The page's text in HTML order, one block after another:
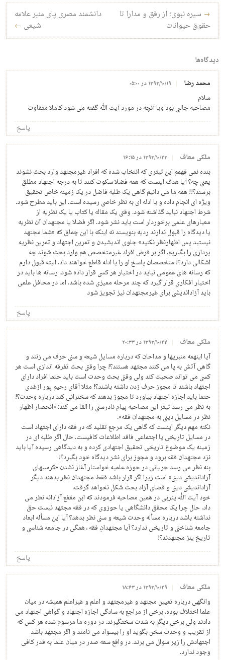
راه‌بری نوشته
→ سیره نبوی؛ از رفق و مدارا تا
حقوق حیوانات
دانشمند مصری پای منبر علامه
شیعی ←
دیدگاه‌ها
محمد رضا ۱۳۹۳/۱۰/۱۹ در ۰۵:۰۰
سلام
مصاحبه جالبی بود و‌با آنچه در مورد آیت الله گفته می شود کاملا متفاوت
پاسخ
ملکی معاف ۱۳۹۳/۱۰/۲۳ در ۱۶:۱۵
بنده نمی فهمم این تیتری که انتخاب شده که افراد غیرمجتهد وارد بحث نشوند
یعنی چه؟ آیا هدف اینست که همه فضلا سکوت کنند تا به درجه اجتهاد مطلق
برسند؟!! همه ما می دانیم گاهی یک طلبه فاضل در یک زمینه خاص تحقیق
ویژه ای انجام داده و با ادله ای به نظر خاصی رسیده است. این باید مطرح شود.
شرط اجتهاد نباید گذاشته شود. وقتی یک مقاله یا کتاب یا یک نظریه از
معیارهای علمی برخوردار است باید نشر شود. اگر فضلا یا مجتهدان آن نظریه
یا دیدگاه را قبول ندارند ردیه بنویسند نه اینکه با این چماق که «شما مجتهد
نیستید پس اظهارنظر نکنید» جلوی اندیشیدن و تمرین اجتهاد و تمرین نظریه
پردازی را بگیریم. اگر بر فرض افراد غیرمتخصص هم وارد بحث شوند چه
اشکالی دارد؟! متخصصان پاسخ او را با ادله قاطع خواهند داد. البته قبول دارم
که رسانه های عمومی نباید در اختیار هر کسی قرار داده شود. رسانه ها باید در
اختیار افکاری قرار گیرد که چند مرحله ممیزی شده باشد. اما در محافل علمی
باید آزاداندیشی برای غیرمجتهدان نیز تجویز شود
پاسخ
ملکی معاف ۱۳۹۳/۱۰/۲۴ در ۲۰:۳۳
آیا اینهمه منبریها و مداحان که درباره مسایل شیعه و سنی حرف می زنند و
گاهی آتش به پا می کنند مجتهد هستند؟! چرا وقتی بحث تفرقه اندازی است هر
کسی می تواند صحبت کند ولی وقتی بحث وحدت است باید حتما افراد دارای
اجتهاد باشند تا مجوز حرف زدن داشته باشند؟! مثلا آقای رحیم پور ازغدی
حتما باید اجازه اجتهاد بیاورد تا مجوز بدهند که سخنرانی کند درباره وحدت؟!
به نظر می رسد تیتر این مصاحبه پیام نادرستی را القا می کند: «انحصار اظهار
نظر در مسایل دینی به مجتهدان فقه».
نکته مهم دیگر اینست که گاهی یک مرجع تقلید که در فقه دارای اجتهاد است
در مسایل تاریخی یا اجتماعی فاقد اطلاعات کافیست. حال اگر طلبه ای در
زمینه یک موضوع تاریخی تحقیق اجتهادی کرده و به دیدگاهی رسیده آیا باید
نزد مجتهدان فقه برود و مجوز برای نشر دیدگاه خود بگیرد؟!
بنه نظر می رسد جریانی در حوزه علمیه خواستار آغاز نشدن «کرسیهای
آزاداندیشی دینی» است زیرا اگر قرار باشد فقط مجتهدان نظر بدهند دیگر
آزاداندیشی دینی و فضای آزاد بحث شکل نخواهد گرفت.
خود آیت الله یثربی در همین مصاحبه فرمودند که ابن مقفع آزادانه نظر می
داد. حال چرا یک محقق دانشگاهی یا حوزوی که در فقه مجتهد نیست حق
نداشته باشد درباره مسأله وحدت شیعه و سنی نظر بدهد؟ آیا این مسأله ابعاد
جامعه شناختی و تاریخی ندارد؟ آیا مجتهدانِ فقه ، همگی در جامعه شناسی و
تاریخ ینز مجتهدند؟!
پاسخ
ملکی معاف ۱۳۹۳/۱۰/۲۹ در ۱۸:۴۳
وانگهی درباره تعیین مجتهد و غیرمجتهد و اعلم و غیراعلم همیشه در میان
علما اختلاف بوده. برخی از مراجع به سادگی اجازه اجتهاد و گواهی اجتهاد می
دادند ولی برخی دیگر به شدت سختگیرند. در دوره ما مرسوم شده هر کس که
از تقریب و وحدت سخن بگوید او را بیسواد می نامند و اگر مجتهد باشد
اجتهادش را زیر سوال می برند. در واقع سعه صدر در میان علما به قدر کافی
وجود ندارد.